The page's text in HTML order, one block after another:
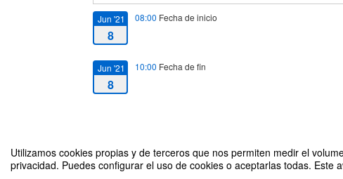
Utilizamos cookies propias y de terceros que nos permiten medir el
privacidad. Puedes configurar el uso de cookies o aceptarlas todas.
Jun '21
8
08:00 Fecha de inicio
Jun '21
8
10:00 Fecha de fin
Oportunidades para estudiar e investigar en Suecia